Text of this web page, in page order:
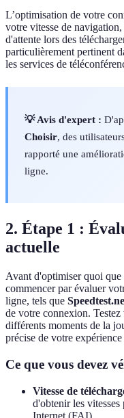
L’optimisation de votre
votre vitesse de
d'attente lors des
particulièrement pertinent
les services de
💡 Avis d'expert :
Choisir, des
rapporté une
ligne.
2. Étape 1 :
actuelle
Avant d'optimiser quoi que
commencer par évaluer
ligne, tels que
de votre connexion. Testez
différents moments de la
précise de votre
Ce que vous devez
Vitesse de
d'obtenir les
Internet (FAI).